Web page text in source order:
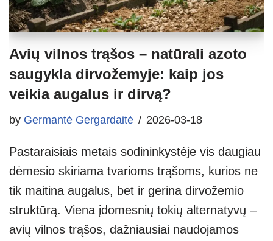
Avių vilnos trąšos – natūrali azoto
saugykla dirvožemyje: kaip jos
veikia augalus ir dirvą?
by Germantė Gergardaitė 2026-03-18
Pastaraisiais metais sodininkystėje vis daugiau
dėmesio skiriama tvarioms trąšoms, kurios ne
tik maitina augalus, bet ir gerina dirvožemio
struktūrą. Viena įdomesnių tokių alternatyvų –
avių vilnos trąšos, dažniausiai naudojamos